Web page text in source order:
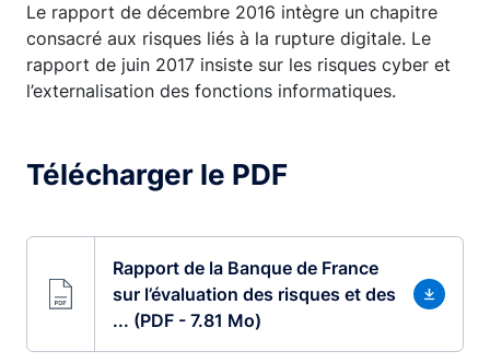
Le rapport de décembre 2016 intègre un chapitre
consacré aux risques liés à la rupture digitale. Le
rapport de juin 2017 insiste sur les risques cyber et
l’externalisation des fonctions informatiques.
Télécharger le PDF
Rapport de la Banque de France
sur l’évaluation des risques et des
... (PDF - 7.81 Mo)